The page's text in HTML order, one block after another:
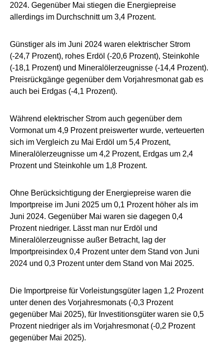
2024. Gegenüber Mai stiegen die Energiepreise
allerdings im Durchschnitt um 3,4 Prozent.
Günstiger als im Juni 2024 waren elektrischer Strom
(-24,7 Prozent), rohes Erdöl (-20,6 Prozent), Steinkohle
(-18,1 Prozent) und Mineralölerzeugnisse (-14,4 Prozent).
Preisrückgänge gegenüber dem Vorjahresmonat gab es
auch bei Erdgas (-4,1 Prozent).
Während elektrischer Strom auch gegenüber dem
Vormonat um 4,9 Prozent preiswerter wurde, verteuerten
sich im Vergleich zu Mai Erdöl um 5,4 Prozent,
Mineralölerzeugnisse um 4,2 Prozent, Erdgas um 2,4
Prozent und Steinkohle um 1,8 Prozent.
Ohne Berücksichtigung der Energiepreise waren die
Importpreise im Juni 2025 um 0,1 Prozent höher als im
Juni 2024. Gegenüber Mai waren sie dagegen 0,4
Prozent niedriger. Lässt man nur Erdöl und
Mineralölerzeugnisse außer Betracht, lag der
Importpreisindex 0,4 Prozent unter dem Stand von Juni
2024 und 0,3 Prozent unter dem Stand von Mai 2025.
Die Importpreise für Vorleistungsgüter lagen 1,2 Prozent
unter denen des Vorjahresmonats (-0,3 Prozent
gegenüber Mai 2025), für Investitionsgüter waren sie 0,5
Prozent niedriger als im Vorjahresmonat (-0,2 Prozent
gegenüber Mai 2025).